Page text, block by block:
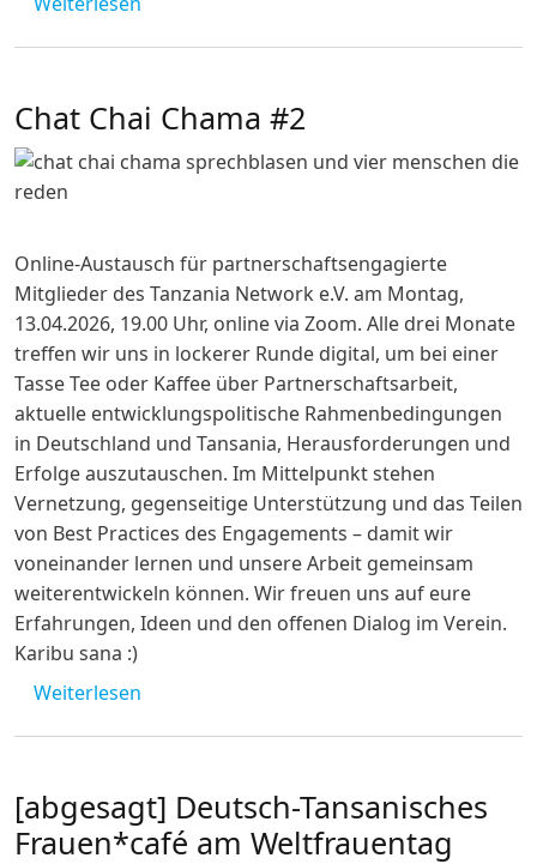
Chat Chai Chama #2
Online-Austausch für partnerschaftsengagierte
Mitglieder des Tanzania Network e.V. am Montag,
13.04.2026, 19.00 Uhr, online via Zoom. Alle drei Monate
treffen wir uns in lockerer Runde digital, um bei einer
Tasse Tee oder Kaffee über Partnerschaftsarbeit,
aktuelle entwicklungspolitische Rahmenbedingungen
in Deutschland und Tansania, Herausforderungen und
Erfolge auszutauschen. Im Mittelpunkt stehen
Vernetzung, gegenseitige Unterstützung und das Teilen
von Best Practices des Engagements – damit wir
voneinander lernen und unsere Arbeit gemeinsam
weiterentwickeln können. Wir freuen uns auf eure
Erfahrungen, Ideen und den offenen Dialog im Verein.
Karibu sana :)
Weiterlesen
[abgesagt] Deutsch-Tansanisches
Frauen*café am Weltfrauentag